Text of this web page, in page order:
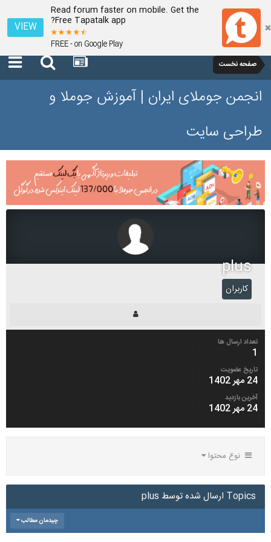
Read forum faster on mobile. Get the
Free Tapatalk app?
FREE - on Google Play
VIEW
صفحه نخست
انجمن جوملای ایران | آموزش جوملا و
طراحی سایت
plus
کاربران
تعداد ارسال ها
1
تاریخ عضویت
24 مهر 1402
آخرین بازدید
24 مهر 1402
نوع محتوا
Topics ارسال شده توسط plus
چیدمان مطالب